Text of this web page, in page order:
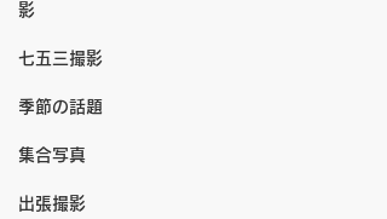
影
七五三撮影
季節の話題
集合写真
出張撮影